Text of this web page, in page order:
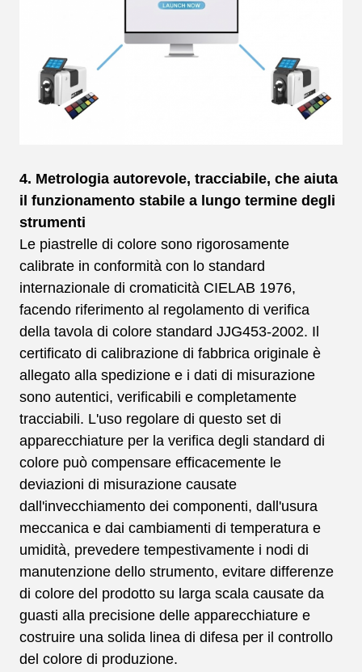
4. Metrologia autorevole, tracciabile, che aiuta
il funzionamento stabile a lungo termine degli
strumenti
Le piastrelle di colore sono rigorosamente
calibrate in conformità con lo standard
internazionale di cromaticità CIELAB 1976,
facendo riferimento al regolamento di verifica
della tavola di colore standard JJG453-2002. Il
certificato di calibrazione di fabbrica originale è
allegato alla spedizione e i dati di misurazione
sono autentici, verificabili e completamente
tracciabili. L'uso regolare di questo set di
apparecchiature per la verifica degli standard di
colore può compensare efficacemente le
deviazioni di misurazione causate
dall'invecchiamento dei componenti, dall'usura
meccanica e dai cambiamenti di temperatura e
umidità, prevedere tempestivamente i nodi di
manutenzione dello strumento, evitare differenze
di colore del prodotto su larga scala causate da
guasti alla precisione delle apparecchiature e
costruire una solida linea di difesa per il controllo
del colore di produzione.